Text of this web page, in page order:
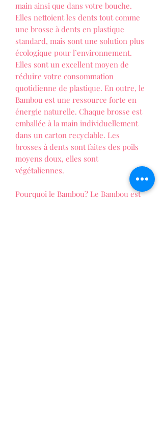
main ainsi que dans votre bouche.
Elles nettoient les dents tout comme
une brosse à dents en plastique
standard, mais sont une solution plus
écologique pour l’environnement.
Elles sont un excellent moyen de
réduire votre consommation
quotidienne de plastique. En outre, le
Bambou est une ressource forte en
énergie naturelle. Chaque brosse est
emballée à la main individuellement
dans un carton recyclable. Les
brosses à dents sont faites des poils
moyens doux, elles sont
végétaliennes.
Pourquoi le Bambou? Le Bambou est